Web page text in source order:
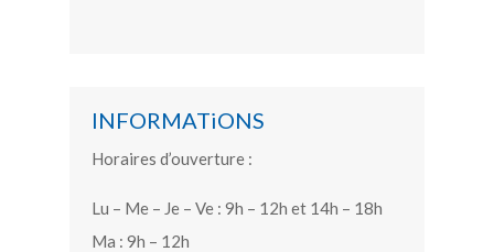
INFORMATiONS
Horaires d’ouverture :
Lu – Me – Je – Ve : 9h – 12h et 14h – 18h
Ma : 9h – 12h